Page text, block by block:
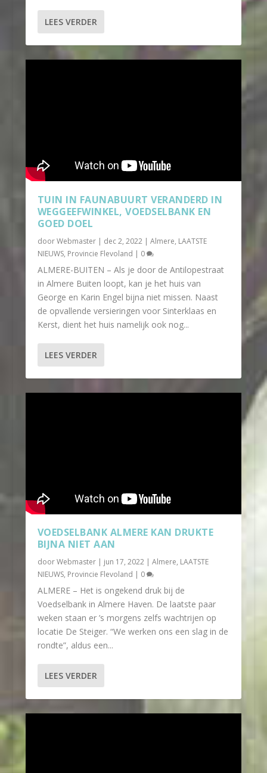
LEES VERDER
TUIN IN FAUNABUURT VERANDERD IN
WEGGEEFWINKEL, VOEDSELBANK EN
GOED DOEL
doorWebmaster| dec 2, 2022| Almere, LAATSTE
NIEUWS, Provincie Flevoland | 0
ALMERE-BUITEN – Als je door de Antilopestraat
in Almere Buiten loopt, kan je het huis van
George en Karin Engel bijna niet missen. Naast
de opvallende versieringen voor Sinterklaas en
Kerst, dient het huis namelijk ook nog...
LEES VERDER
VOEDSELBANK ALMERE KAN DRUKTE
BIJNA NIET AAN
doorWebmaster| jun 17, 2022| Almere, LAATSTE
NIEUWS, Provincie Flevoland | 0
ALMERE – Het is ongekend druk bij de
Voedselbank in Almere Haven. De laatste paar
weken staan er ’s morgens zelfs wachtrijen op
locatie De Steiger. “We werken ons een slag in de
rondte”, aldus een...
LEES VERDER